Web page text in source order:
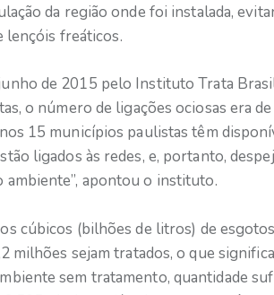
da região onde foi instalada,
lençóis freáticos.
de 2015 pelo Instituto Trata
o número de ligações ociosas era
15 municípios paulistas têm
ligados às redes, e, portanto,
ambiente”, apontou o instituto.
cúbicos (bilhões de litros) de
milhões sejam tratados, o que
sem tratamento, quantidade